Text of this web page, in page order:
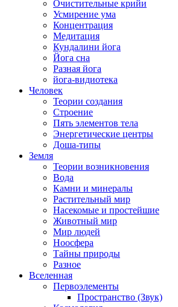
Очистительные крийи
Усмирение ума
Концентрация
Медитация
Кундалини йога
Йога сна
Разная йога
йога-видиотека
Человек
Теории создания
Строение
Пять элементов тела
Энергетические центры
Доша-типы
Земля
Теории возникновения
Вода
Камни и минералы
Растительный мир
Насекомые и простейшие
Животный мир
Мир людей
Ноосфера
Тайны природы
Разное
Вселенная
Первоэлементы
Пространство (Звук)